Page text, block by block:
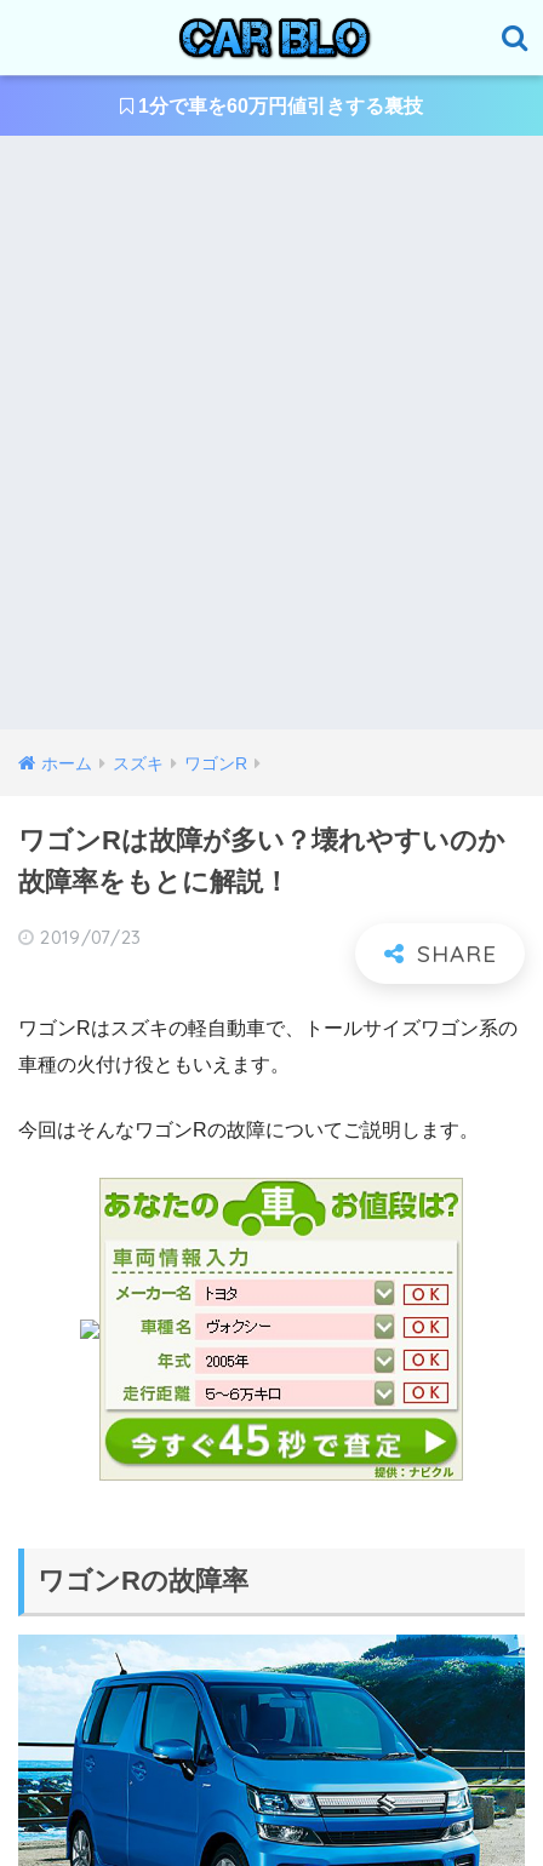
1分で車を60万円値引きする裏技
ホーム スズキ ワゴンR
ワゴンRは故障が多い？壊れやすいのか
故障率をもとに解説！
2019/07/23
ワゴンRはスズキの軽自動車で、トールサイズワゴン系の
車種の火付け役ともいえます。
今回はそんなワゴンRの故障についてご説明します。
ワゴンRの故障率